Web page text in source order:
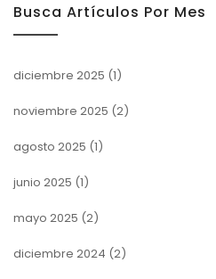
Busca Artículos Por Mes
diciembre 2025 (1)
noviembre 2025 (2)
agosto 2025 (1)
junio 2025 (1)
mayo 2025 (2)
diciembre 2024 (2)